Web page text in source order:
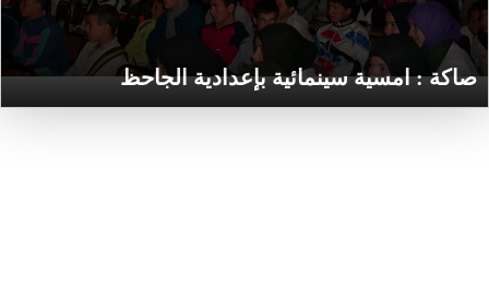
صاكة : امسية سينمائية بإعدادية الجاحظ